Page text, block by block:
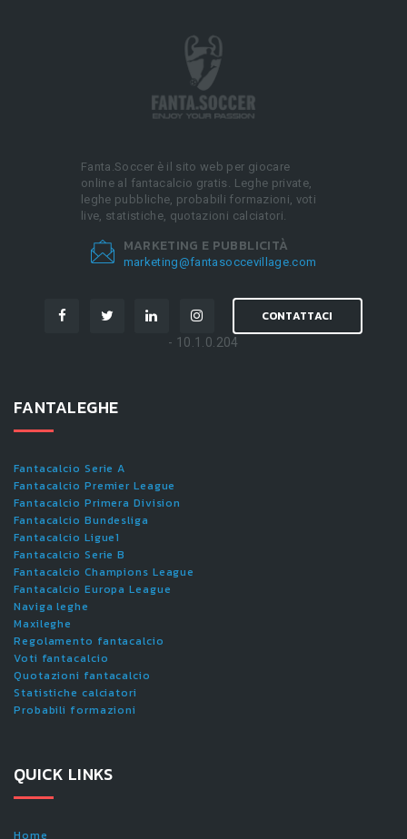
Fanta.Soccer è il sito web per giocare
online al fantacalcio gratis. Leghe private,
leghe pubbliche, probabili formazioni, voti
live, statistiche, quotazioni calciatori.
MARKETING E PUBBLICITÀ
marketing@fantasoccevillage.com
CONTATTACI
- 10.1.0.204
FANTALEGHE
Fantacalcio Serie A
Fantacalcio Premier League
Fantacalcio Primera Division
Fantacalcio Bundesliga
Fantacalcio Ligue1
Fantacalcio Serie B
Fantacalcio Champions League
Fantacalcio Europa League
Naviga leghe
Maxileghe
Regolamento fantacalcio
Voti fantacalcio
Quotazioni fantacalcio
Statistiche calciatori
Probabili formazioni
QUICK LINKS
Home